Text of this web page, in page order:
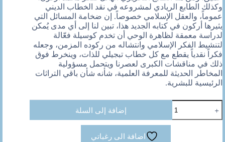
وكذلك الطابع الريادي لمشروعه في نقد الخطاب الديني
عموماً، والعقل الإسلامي خصوصاً. إن ضخامة المسائل التي
يثيرها أركون في كتابه الجديد هذا، تبين لنا إلى أي مدى يُمكن
لدراسة معمقة لظاهرة الوحي أن تخدم كوسيلة فعّالة
لتنشيط الفكر الإسلامي وانتشاله من ركوده المزمن، وجعله
فكراً نقدياً يقطع مع كل خطاب تبجيلي للذات، وينخرط فوق
ذلك في مناقشات الكبرى لعصرنا ويتحمل مسؤولية
المخاطر الحديثة للمعرفة العلمية، شأنه شأن باقي التراثات
الرئيسية للبشرية.
القران
من
إضافة إلى السلة
اضافة الى رغباتي